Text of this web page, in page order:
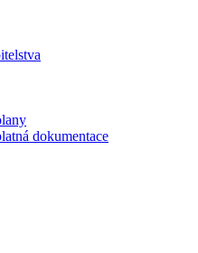
dokumentace